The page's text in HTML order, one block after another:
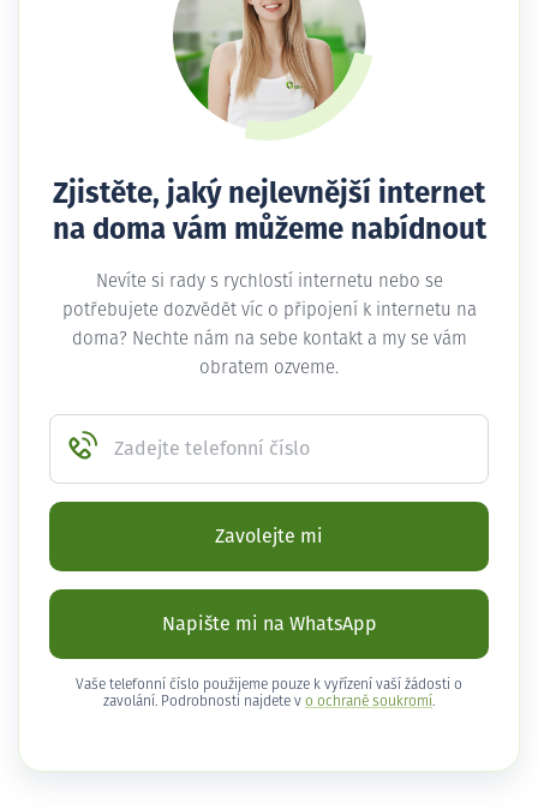
Zjistěte, jaký nejlevnější internet
na doma vám můžeme nabídnout
Nevíte si rady s rychlostí internetu nebo se
potřebujete dozvědět víc o připojení k internetu na
doma? Nechte nám na sebe kontakt a my se vám
obratem ozveme.
Zadejte telefonní číslo
Zavolejte mi
Napište mi na WhatsApp
Vaše telefonní číslo použijeme pouze k vyřízení vaší žádosti o
zavolání. Podrobnosti najdete v o ochraně soukromí .